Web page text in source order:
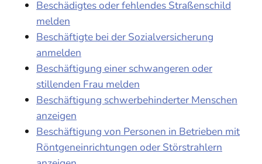
Beschädigtes oder fehlendes Straßenschild
melden
Beschäftigte bei der Sozialversicherung
anmelden
Beschäftigung einer schwangeren oder
stillenden Frau melden
Beschäftigung schwerbehinderter Menschen
anzeigen
Beschäftigung von Personen in Betrieben mit
Röntgeneinrichtungen oder Störstrahlern